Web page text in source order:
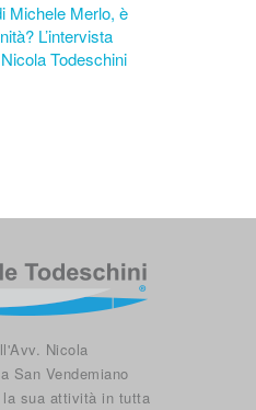
Michele Merlo, è
L’intervista
Nicola Todeschini
Nicola
San Vendemiano
la sua attività in tutta